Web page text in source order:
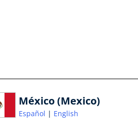
México (Mexico)
Español English